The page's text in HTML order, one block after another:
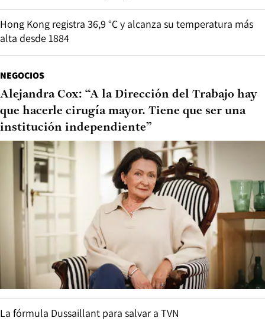
Hong Kong registra 36,9 °C y alcanza su temperatura más
alta desde 1884
NEGOCIOS
Alejandra Cox: “A la Dirección del Trabajo hay
que hacerle cirugía mayor. Tiene que ser una
institución independiente”
La fórmula Dussaillant para salvar a TVN